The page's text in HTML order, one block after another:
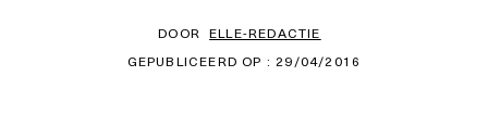
DOOR ELLE-REDACTIE
GEPUBLICEERD OP : 29/04/2016